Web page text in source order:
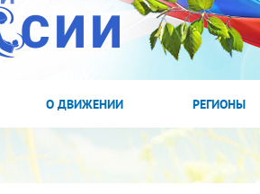
О ДВИЖЕНИИ РЕГИОНЫ